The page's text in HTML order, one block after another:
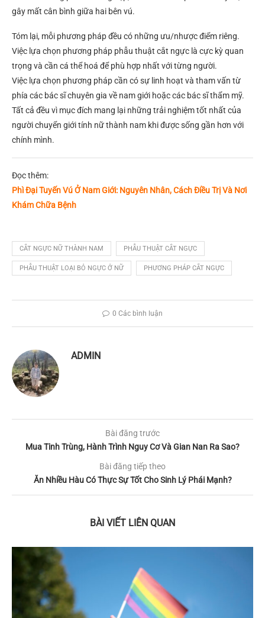
gây mất cân bình giữa hai bên vú.
Tóm lại, mỗi phương pháp đều có những ưu/nhược điểm riêng.
Việc lựa chọn phương pháp phẫu thuật cắt ngực là cực kỳ quan
trọng và cần cá thể hoá để phù hợp nhất với từng người.
Việc lựa chọn phương pháp cần có sự linh hoạt và tham vấn từ
phía các bác sĩ chuyên gia về nam giới hoặc các bác sĩ thẩm mỹ.
Tất cả đều vì mục đích mang lại những trải nghiệm tốt nhất của
người chuyển giới tính nữ thành nam khi được sống gần hơn với
chính mình.
Đọc thêm:
Phì Đại Tuyến Vú Ở Nam Giới: Nguyên Nhân, Cách Điều Trị Và Nơi
Khám Chữa Bệnh
CẮT NGỰC NỮ THÀNH NAM PHẪU THUẬT CẮT NGỰC
PHẪU THUẬT LOẠI BỎ NGỰC Ở NỮ PHƯƠNG PHÁP CẮT NGỰC
0 Các bình luận
ADMIN
Bài đăng trước
Mua Tinh Trùng, Hành Trình Nguy Cơ Và Gian Nan Ra Sao?
Bài đăng tiếp theo
Ăn Nhiều Hàu Có Thực Sự Tốt Cho Sinh Lý Phái Mạnh?
BÀI VIẾT LIÊN QUAN